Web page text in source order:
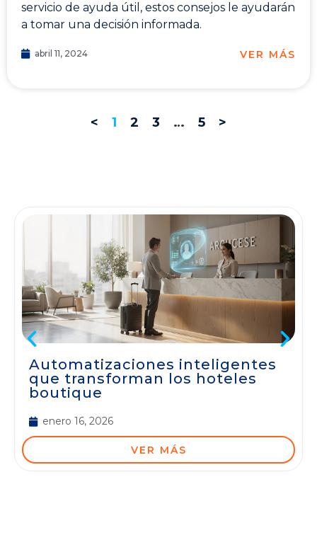
servicio de ayuda útil, estos consejos le ayudarán
a tomar una decisión informada.
abril 11, 2024 VER MÁS
< 1 2 3 … 5 >
Automatizaciones inteligentes
que transforman los hoteles
boutique
enero 16, 2026
VER MÁS